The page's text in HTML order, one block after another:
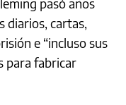
pasó años
diarios, cartas,
e “incluso sus
para fabricar